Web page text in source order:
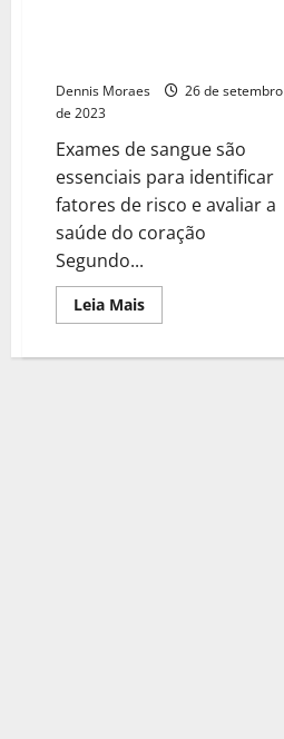
Dennis Moraes
26 de setembro
de 2023
Exames de sangue são
essenciais para identificar
fatores de risco e avaliar a
saúde do coração
Segundo...
Leia Mais